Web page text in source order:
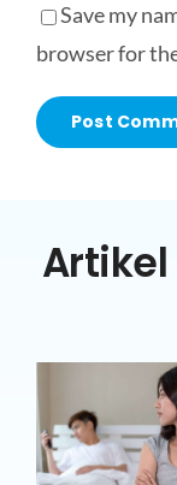
Save my
browser for